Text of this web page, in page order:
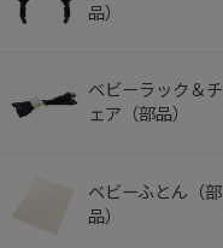
品）
ベビーラック＆チ
ェア（部品）
ベビーふとん（部
品）